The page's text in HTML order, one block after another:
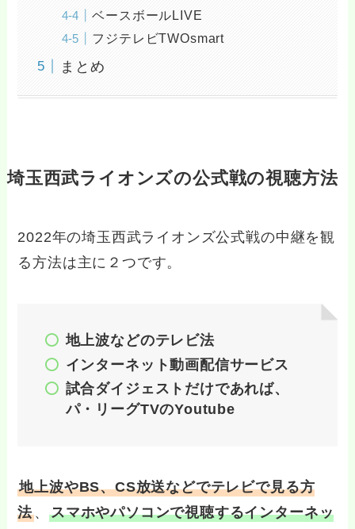
ベースボールLIVE
フジテレビTWOsmart
まとめ
埼玉西武ライオンズの公式戦の視聴方法
2022年の埼玉西武ライオンズ公式戦の中継を観
る方法は主に２つです。
地上波などのテレビ法
インターネット動画配信サービス
試合ダイジェストだけであれば、
パ・リーグTVのYoutube
地上波やBS、CS放送などでテレビで見る方
法、スマホやパソコンで視聴するインターネッ